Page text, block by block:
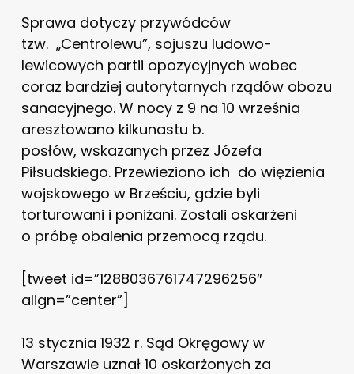
Sprawa dotyczy przywódców
tzw. „Centrolewu”, sojuszu ludowo-
lewicowych partii opozycyjnych wobec
coraz bardziej autorytarnych rządów obozu
sanacyjnego. W nocy z 9 na 10 września
aresztowano kilkunastu b.
posłów, wskazanych przez Józefa
Piłsudskiego. Przewieziono ich do więzienia
wojskowego w Brześciu, gdzie byli
torturowani i poniżani. Zostali oskarżeni
o próbę obalenia przemocą rządu.
[tweet id=”1288036761747296256″
align=”center”]
13 stycznia 1932 r. Sąd Okręgowy w
Warszawie uznał 10 oskarżonych za